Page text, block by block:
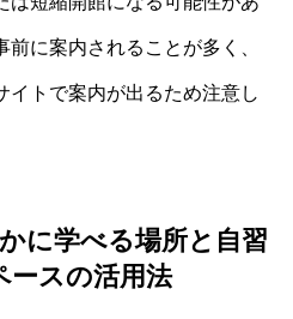
に案内されることが多く、
イトで案内が出るため注意し
に学べる場所と自習
ースの活用法